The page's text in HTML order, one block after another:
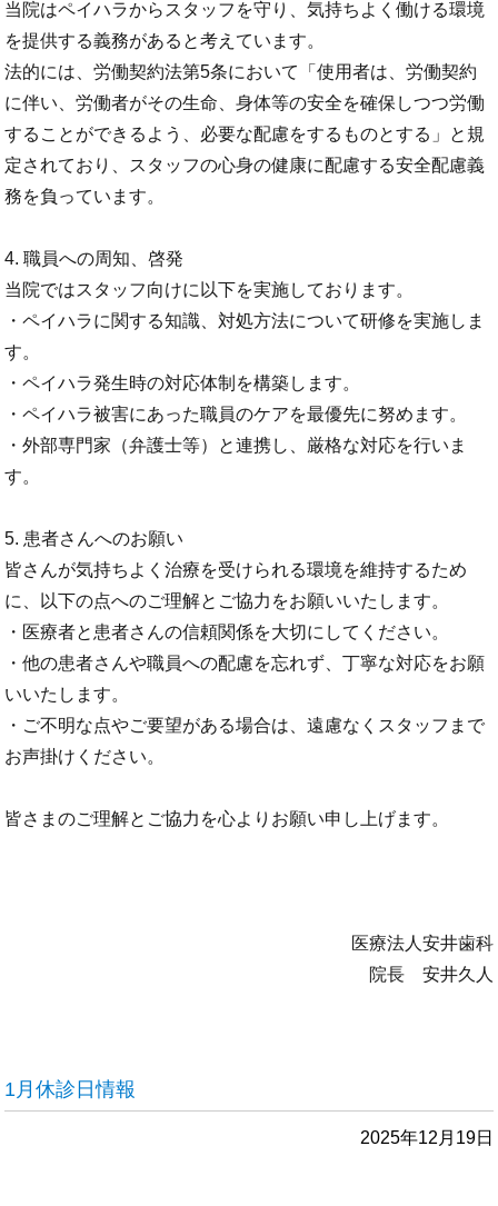
当院はペイハラからスタッフを守り、気持ちよく働ける環境
を提供する義務があると考えています。
法的には、労働契約法第5条において「使用者は、労働契約
に伴い、労働者がその生命、身体等の安全を確保しつつ労働
することができるよう、必要な配慮をするものとする」と規
定されており、スタッフの心身の健康に配慮する安全配慮義
務を負っています。
4. 職員への周知、啓発
当院ではスタッフ向けに以下を実施しております。
・ペイハラに関する知識、対処方法について研修を実施しま
す。
・ペイハラ発生時の対応体制を構築します。
・ペイハラ被害にあった職員のケアを最優先に努めます。
・外部専門家（弁護士等）と連携し、厳格な対応を行いま
す。
5. 患者さんへのお願い
皆さんが気持ちよく治療を受けられる環境を維持するため
に、以下の点へのご理解とご協力をお願いいたします。
・医療者と患者さんの信頼関係を大切にしてください。
・他の患者さんや職員への配慮を忘れず、丁寧な対応をお願
いいたします。
・ご不明な点やご要望がある場合は、遠慮なくスタッフまで
お声掛けください。
皆さまのご理解とご協力を心よりお願い申し上げます。
医療法人安井歯科
院長 安井久人
1月休診日情報
2025年12月19日